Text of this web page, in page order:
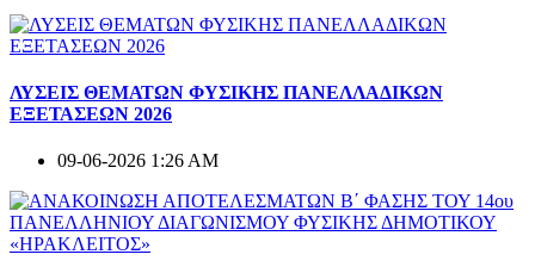
ΛΥΣΕΙΣ ΘΕΜΑΤΩΝ ΦΥΣΙΚΗΣ ΠΑΝΕΛΛΑΔΙΚΩΝ
ΕΞΕΤΑΣΕΩΝ 2026
09-06-2026 1:26 AM